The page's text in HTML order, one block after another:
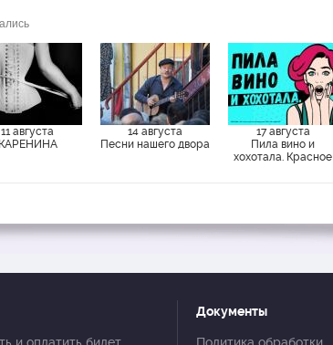
11 августа
КАРЕНИНА
14 августа
Песни нашего двора
17 августа
Пила вино и
хохотала. Красное
Документы